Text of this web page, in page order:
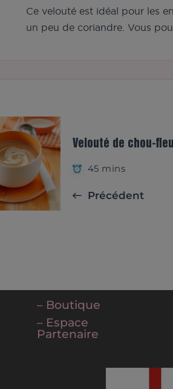
Ce velouté est idéal pour les
un peu de coriandre. Vous
Velouté de chou-
45 mins
Précédent
– Boutique
– Espace
Partenaire